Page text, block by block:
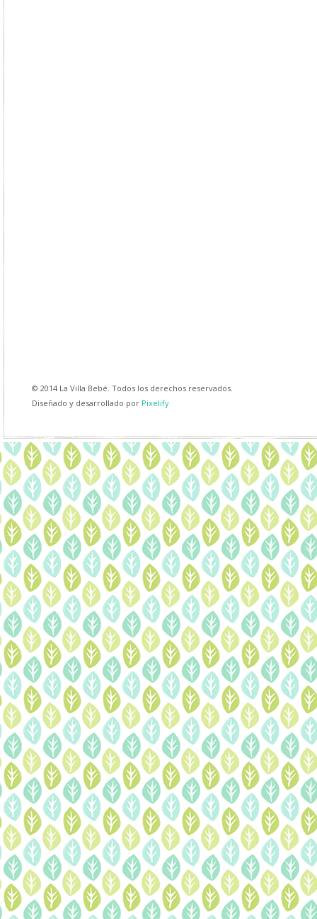
© 2014 La Villa Bebé. Todos los derechos reservados.
Diseñado y desarrollado por Pixelify